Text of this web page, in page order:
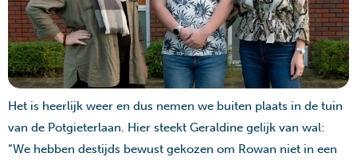
Het is heerlijk weer en dus nemen we buiten plaats in de tuin
van de Potgieterlaan. Hier steekt Geraldine gelijk van wal:
“We hebben destijds bewust gekozen om Rowan niet in een